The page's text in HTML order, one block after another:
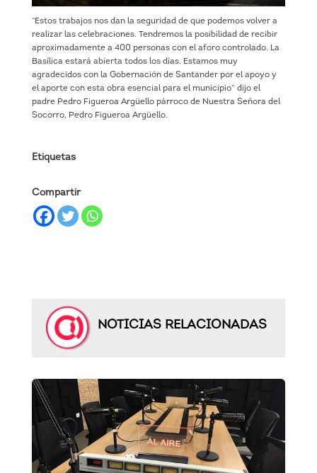
“Estos trabajos nos dan la seguridad de que podemos volver a
realizar las celebraciones. Tendremos la posibilidad de recibir
aproximadamente a 400 personas con el aforo controlado. La
Basílica estará abierta todos los días. Estamos muy
agradecidos con la Gobernación de Santander por el apoyo y
el aporte con esta obra esencial para el municipio” dijo el
padre Pedro Figueroa Argüello párroco de Nuestra Señora del
Socorro, Pedro Figueroa Argüello.
Etiquetas
Compartir
NOTICIAS RELACIONADAS